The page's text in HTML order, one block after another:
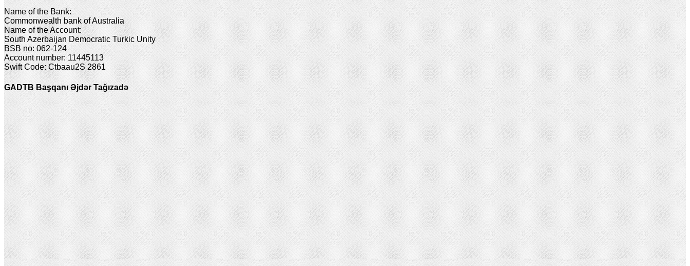
Name of the Bank:
Commonwealth bank of Australia
Name of the Account:
South Azerbaijan Democratic Turkic Unity
BSB no: 062-124
Account number: 11445113
Swift Code: Ctbaau2S 2861
GADTB Başqanı Əjdər Tağızadə